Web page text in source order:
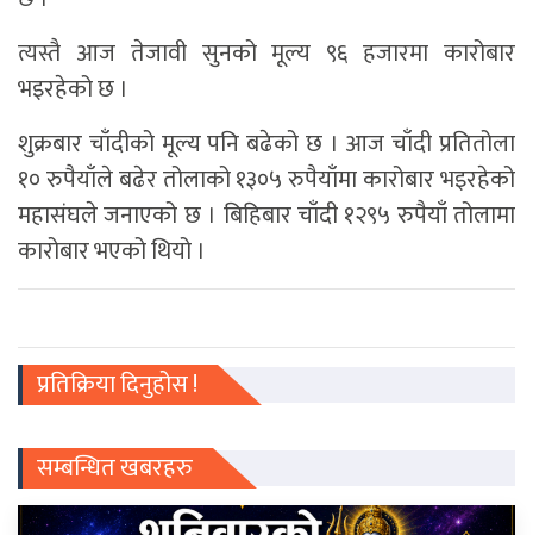
त्यस्तै आज तेजावी सुनको मूल्य ९६ हजारमा कारोबार
भइरहेको छ ।
शुक्रबार चाँदीको मूल्य पनि बढेको छ । आज चाँदी प्रतितोला
१० रुपैयाँले बढेर तोलाको १३०५ रुपैयाँमा कारोबार भइरहेको
महासंघले जनाएको छ । बिहिबार चाँदी १२९५ रुपैयाँ तोलामा
कारोबार भएको थियो ।
प्रतिक्रिया दिनुहोस !
सम्बन्धित खबरहरु